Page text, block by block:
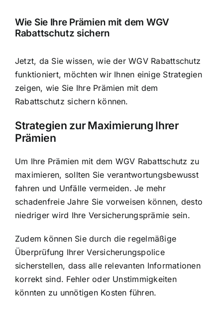
Wie Sie Ihre Prämien mit dem WGV
Rabattschutz sichern
Jetzt, da Sie wissen, wie der WGV Rabattschutz
funktioniert, möchten wir Ihnen einige Strategien
zeigen, wie Sie Ihre Prämien mit dem
Rabattschutz sichern können.
Strategien zur Maximierung Ihrer
Prämien
Um Ihre Prämien mit dem WGV Rabattschutz zu
maximieren, sollten Sie verantwortungsbewusst
fahren und Unfälle vermeiden. Je mehr
schadenfreie Jahre Sie vorweisen können, desto
niedriger wird Ihre Versicherungsprämie sein.
Zudem können Sie durch die regelmäßige
Überprüfung Ihrer Versicherungspolice
sicherstellen, dass alle relevanten Informationen
korrekt sind. Fehler oder Unstimmigkeiten
könnten zu unnötigen Kosten führen.